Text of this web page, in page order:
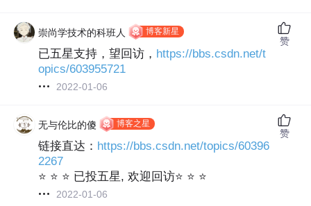
崇尚学技术的科班人 博客新星
已五星支持，望回访， https://bbs.csdn.net/t
opics/603955721
2022-01-06
赞
无与伦比的傻 博客之星
链接直达： https://bbs.csdn.net/topics/60396
2267
⭐ ⭐ ⭐ 已投五星, 欢迎回访⭐ ⭐ ⭐
2022-01-06
赞